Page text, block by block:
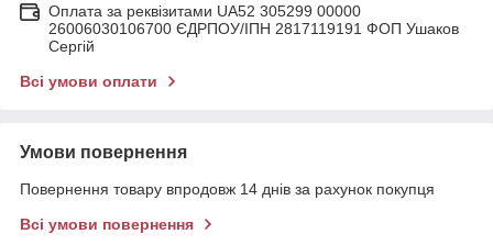
Оплата за реквізитами UA52 305299 00000
26006030106700 ЄДРПОУ/ІПН 2817119191 ФОП Ушаков
Сергій
Всі умови оплати
Умови повернення
Повернення товару впродовж 14 днів за рахунок покупця
Всі умови повернення